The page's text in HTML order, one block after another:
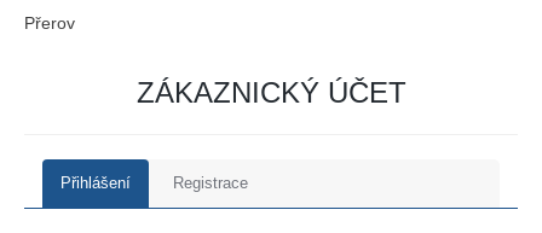
Přerov
ZÁKAZNICKÝ ÚČET
Přihlášení Registrace